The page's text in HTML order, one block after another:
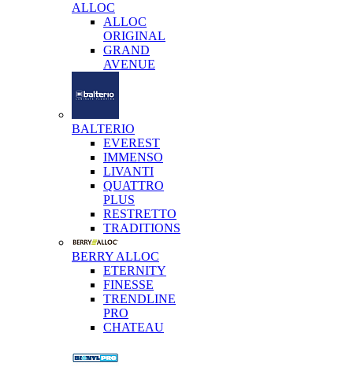
ALLOC
ALLOC
ORIGINAL
GRAND
AVENUE
BALTERIO
EVEREST
IMMENSO
LIVANTI
QUATTRO
PLUS
RESTRETTO
TRADITIONS
BERRY ALLOC
ETERNITY
FINESSE
TRENDLINE
PRO
CHATEAU